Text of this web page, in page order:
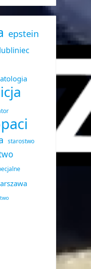
epstein
lubliniec
starostwo